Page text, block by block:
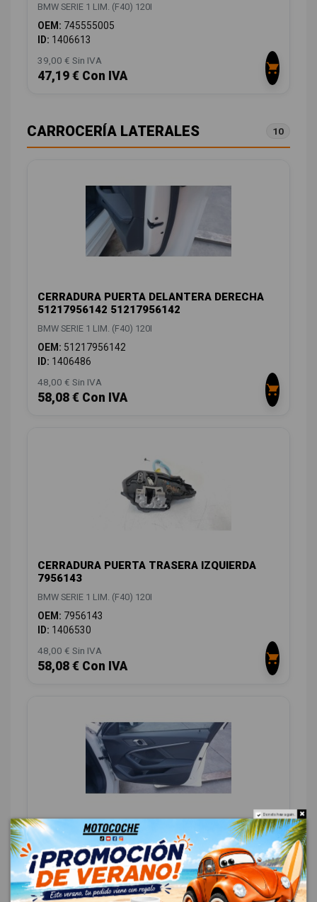
BMW SERIE 1 LIM. (F40) 120I
OEM: 745555005
ID: 1406613
39,00 € Sin IVA
47,19 € Con IVA
CARROCERÍA LATERALES 10
CERRADURA PUERTA DELANTERA DERECHA
51217956142 51217956142
BMW SERIE 1 LIM. (F40) 120I
OEM: 51217956142
ID: 1406486
48,00 € Sin IVA
58,08 € Con IVA
CERRADURA PUERTA TRASERA IZQUIERDA
7956143
BMW SERIE 1 LIM. (F40) 120I
OEM: 7956143
ID: 1406530
48,00 € Sin IVA
58,08 € Con IVA
ELEVALUNAS DELANTERO DERECHO
51335A638E4 51335A638E4
BMW SERIE 1 LIM. (F40) 120I
OEM:51335A638E4
ID:1406534
Do not show again.